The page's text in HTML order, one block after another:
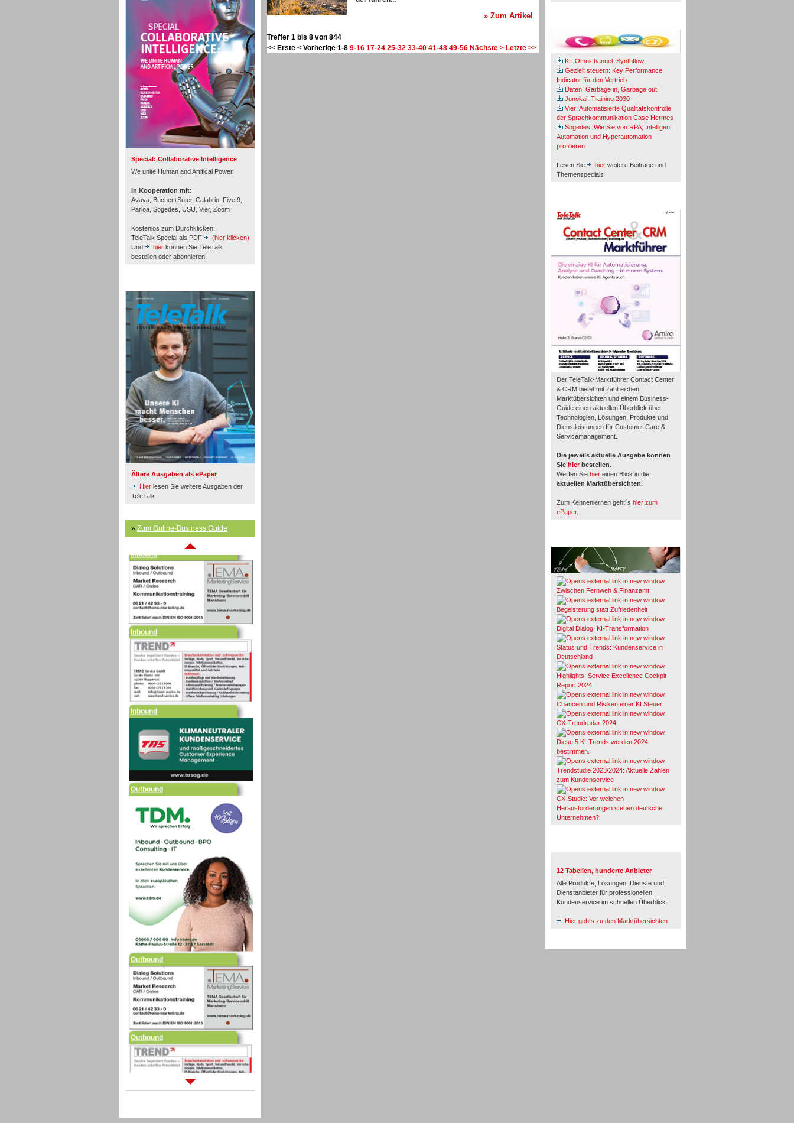
Special: Collaborative Intelligence
We unite Human and Artifical Power.
In Kooperation mit:
Avaya, Bucher+Suter, Calabrio, Five 9,
Parloa, Sogedes, USU, Vier, Zoom
Kostenlos zum Durchklicken:
TeleTalk Special als PDF
(hier klicken)
Und
hier können Sie TeleTalk
bestellen oder abonnieren!
Ältere Ausgaben als ePaper
Hier lesen Sie weitere Ausgaben der
TeleTalk.
» Zum Online-Business Guide
Personal
Inbound
Inbound
Inbound
Inbound
Inbound
Outbound
Outbound
Sprachdialogsysteme u. Ki/
» Zum Artikel
Treffer 1 bis 8 von 844
<< Erste < Vorherige 1-8 9-16 17-24 25-32 33-40 41-48 49-56 Nächste > Letzte >>
KI- Omnichannel: Synthflow
Gezielt steuern: Key Performance
Indicator für den Vertrieb
Daten: Garbage in, Garbage out!
Junokai: Training 2030
Vier: Automatisierte Qualitätskontrolle
der Sprachkommunikation Case Hermes
Sogedes: Wie Sie von RPA, Intelligent
Automation und Hyperautomation
profitieren
Lesen Sie hier weitere Beiträge und
Themenspecials
Der TeleTalk-Marktführer Contact Center
& CRM bietet mit zahlreichen
Marktübersichten und einem Business-
Guide einen aktuellen Überblick über
Technologien, Lösungen, Produkte und
Dienstleistungen für Customer Care &
Servicemanagement.
Die jeweils aktuelle Ausgabe können
Sie hier bestellen.
Werfen Sie hier einen Blick in die
aktuellen Marktübersichten.
Zum Kennenlernen geht´s hier zum
ePaper.
Zwischen Fernweh & Finanzamt
Begeisterung statt Zufriedenheit
Digital Dialog: KI-Transformation
Status und Trends: Kundenservice in
Deutschland
Highlights: Service Excellence Cockpit
Report 2024
Chancen und Risiken einer KI Steuer
CX-Trendradar 2024
Diese 5 KI-Trends werden 2024
bestimmen.
Trendstudie 2023/2024: Aktuelle Zahlen
zum Kundenservice
CX-Studie: Vor welchen
Herausforderungen stehen deutsche
Unternehmen?
12 Tabellen, hunderte Anbieter
Alle Produkte, Lösungen, Dienste und
Dienstanbieter für professionellen
Kundenservice im schnellen Überblick.
Hier gehts zu den Marktübersichten